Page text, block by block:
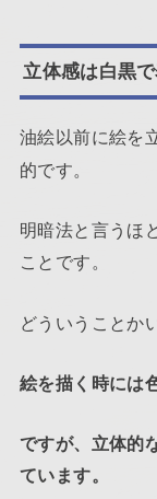
立体感は白黒
油絵以前に絵を
的です。
明暗法と言うほ
ことです。
どういうことか
絵を描く時には
ですが、立体的
ています。